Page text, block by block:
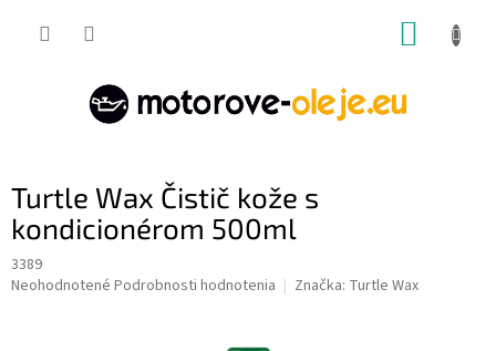
Turtle Wax Čistič kože s
kondicionérom 500ml
3389
Priemerné
Neohodnotené Podrobnosti hodnotenia Značka: Turtle Wax